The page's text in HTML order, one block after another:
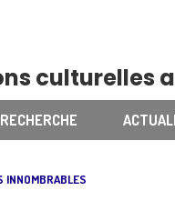
culturelles
RECHERCHE
INNOMBRABLES